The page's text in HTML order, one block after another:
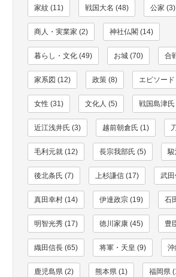
家紋 (11) 戦国大名 (48) 公家 (3)
商人・実業家 (2) 神社仏閣 (14)
暮らし・文化 (49) お城 (70) 合
家系図 (12) 政策 (8) エピソー
女性 (31) 文化人 (5) 戦国島津
近江浅井氏 (3) 越前朝倉氏 (1)
毛利元就 (12) 長宗我部氏 (5)
後北条氏 (7) 上杉謙信 (17) 武
真田幸村 (14) 伊達政宗 (19) 石
明智光秀 (17) 徳川家康 (45) 豊
織田信長 (65) 将軍・天皇 (9)
鹿児島県 (2) 熊本県 (1) 福岡県